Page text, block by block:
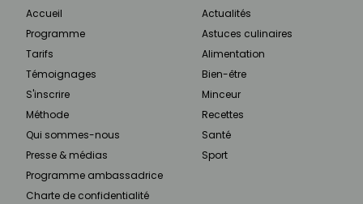
Accueil
Programme
Tarifs
Témoignages
S'inscrire
Méthode
Qui sommes-nous
Presse & médias
Programme ambassadrice
Charte de confidentialité
Actualités
Astuces culinaires
Alimentation
Bien-être
Minceur
Recettes
Santé
Sport